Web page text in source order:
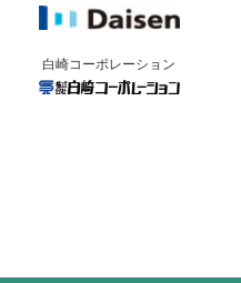
白崎コーポレーション